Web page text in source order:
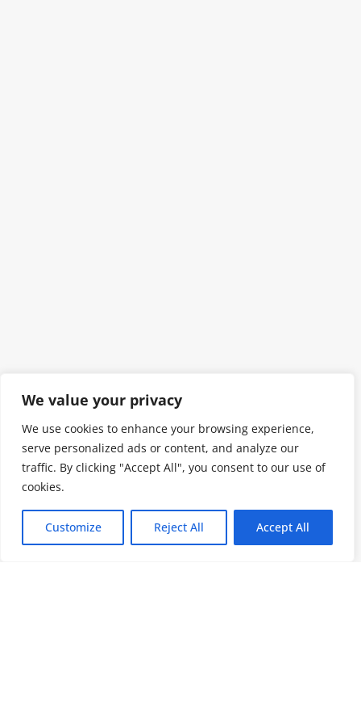
We value your privacy
We use cookies to enhance your browsing experience,
serve personalized ads or content, and analyze our
traffic. By clicking "Accept All", you consent to our use of
cookies.
Customize Reject All Accept All